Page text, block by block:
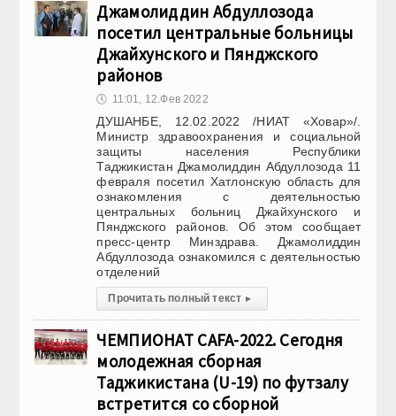
Джамолиддин Абдуллозода
посетил центральные больницы
Джайхунского и Пянджского
районов
🕔 11:01, 12.Фев 2022
ДУШАНБЕ, 12.02.2022 /НИАТ «Ховар»/.
Министр здравоохранения и социальной
защиты населения Республики
Таджикистан Джамолиддин Абдуллозода 11
февраля посетил Хатлонскую область для
ознакомления с деятельностью
центральных больниц Джайхунского и
Пянджского районов. Об этом сообщает
пресс-центр Минздрава. Джамолиддин
Абдуллозода ознакомился с деятельностью
отделений
Прочитать полный текст ▸
ЧЕМПИОНАТ CAFA-2022. Сегодня
молодежная сборная
Таджикистана (U-19) по футзалу
встретится со сборной